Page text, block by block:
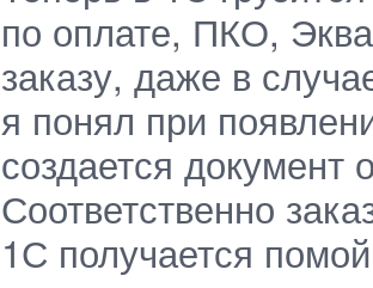
по оплате, ПКО,
заказу, даже в
я понял при
создается
Соответственно
1С получается